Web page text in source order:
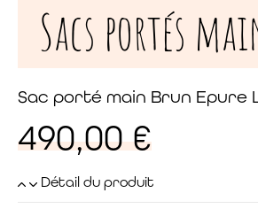
Sacs portés
Sac porté main Brun Epure
490,00€
Détail du produit